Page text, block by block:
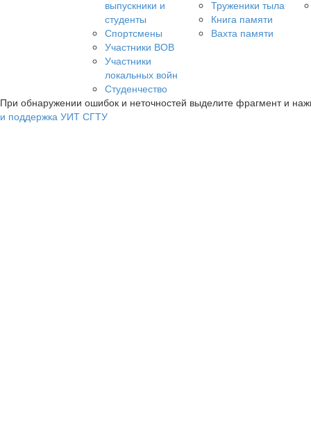
выпускники и
студенты
Спортсмены
Участники ВОВ
Участники
локальных войн
Студенчество
Труженики тыла
Книга памяти
Вахта памяти
При обнаружении ошибок и неточностей выделите фрагмент и
и поддержка УИТ СГТУ